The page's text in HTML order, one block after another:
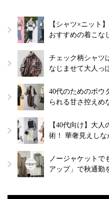
【シャツ×ニット
おすすめの着こな
チェック柄シャツ
なじませて大人っ
40代のためのボウ
られる甘さ控え
【40代向け】大
術！ 華奢見えし
ノージャケットで
アップ」で秋通勤